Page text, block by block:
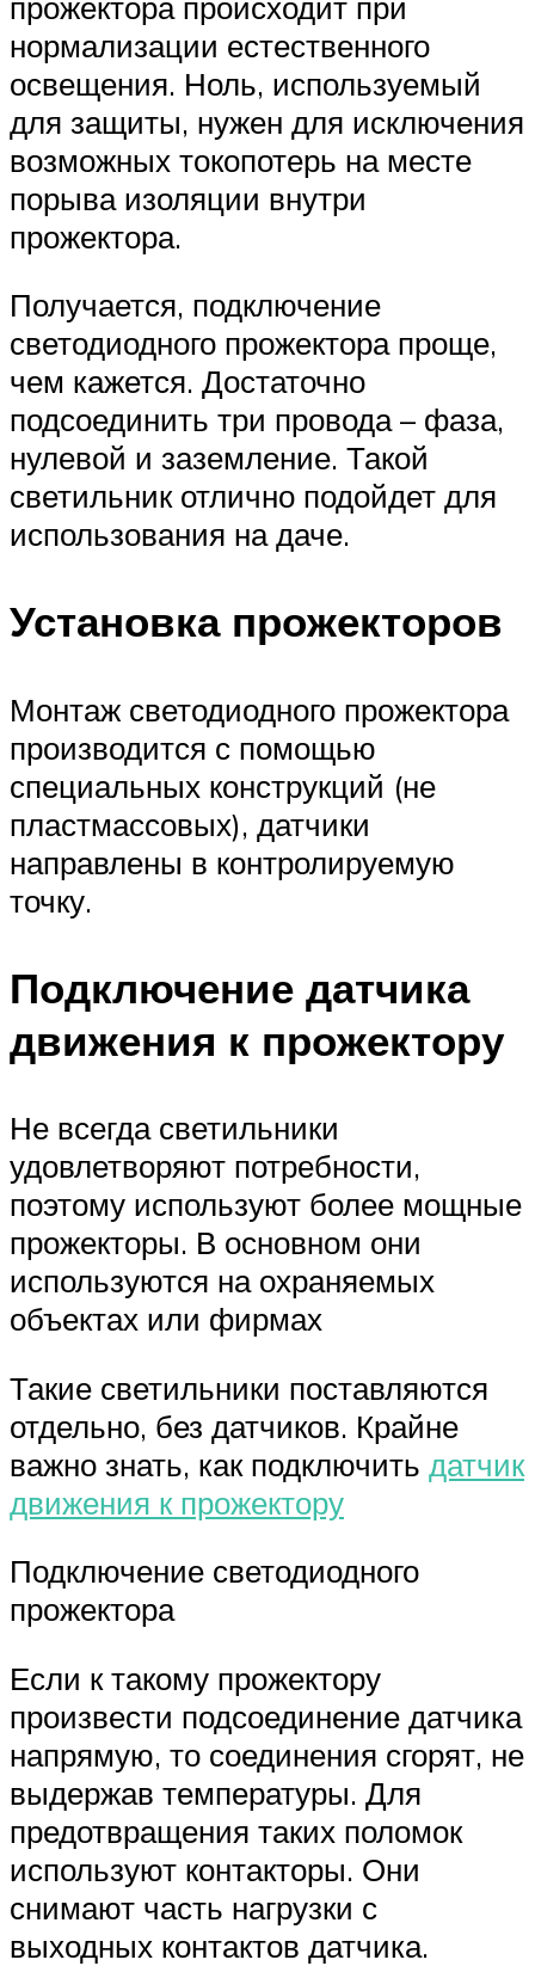
нормализации естественного
освещения. Ноль, используемый
для защиты, нужен для исключения
возможных токопотерь на месте
порыва изоляции внутри
прожектора.
Получается, подключение
светодиодного прожектора проще,
чем кажется. Достаточно
подсоединить три провода – фаза,
нулевой и заземление. Такой
светильник отлично подойдет для
использования на даче.
Установка прожекторов
Монтаж светодиодного прожектора
производится с помощью
специальных конструкций (не
пластмассовых), датчики
направлены в контролируемую
точку.
Подключение датчика
движения к прожектору
Не всегда светильники
удовлетворяют потребности,
поэтому используют более мощные
прожекторы. В основном они
используются на охраняемых
объектах или фирмах
Такие светильники поставляются
отдельно, без датчиков. Крайне
важно знать, как подключить датчик
движения к прожектору
Подключение светодиодного
прожектора
Если к такому прожектору
произвести подсоединение датчика
напрямую, то соединения сгорят, не
выдержав температуры. Для
предотвращения таких поломок
используют контакторы. Они
снимают часть нагрузки с
выходных контактов датчика.